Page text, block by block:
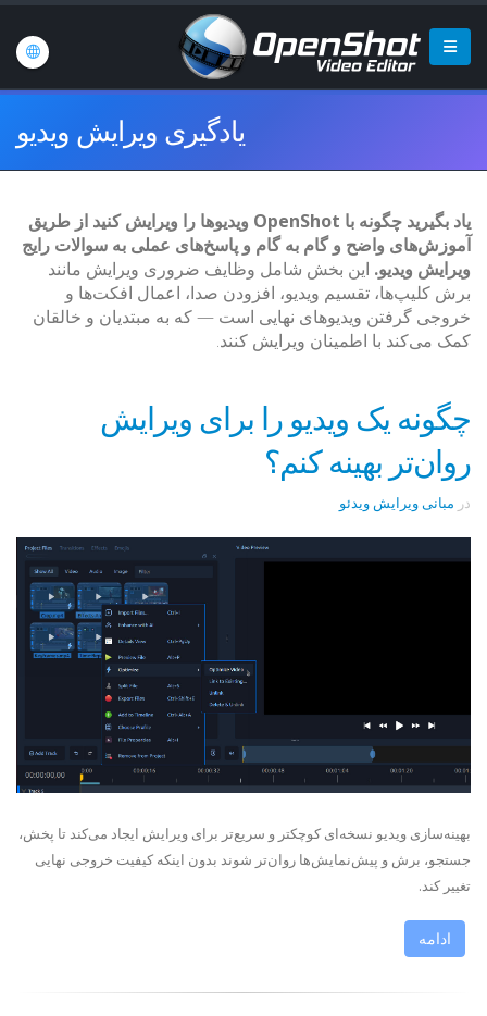
یادگیری ویرایش ویدیو
یاد بگیرید چگونه با OpenShot ویدیوها را ویرایش کنید از طریق
آموزش‌های واضح و گام به گام و پاسخ‌های عملی به سوالات رایج
ویرایش ویدیو. این بخش شامل وظایف ضروری ویرایش مانند
برش کلیپ‌ها، تقسیم ویدیو، افزودن صدا، اعمال افکت‌ها و
خروجی گرفتن ویدیوهای نهایی است — که به مبتدیان و خالقان
کمک می‌کند با اطمینان ویرایش کنند.
چگونه یک ویدیو را برای ویرایش
روان‌تر بهینه کنم؟
در مبانی ویرایش ویدئو
بهینه‌سازی ویدیو نسخه‌ای کوچکتر و سریع‌تر برای ویرایش ایجاد می‌کند تا پخش،
جستجو، برش و پیش‌نمایش‌ها روان‌تر شوند بدون اینکه کیفیت خروجی نهایی
تغییر کند.
ادامه